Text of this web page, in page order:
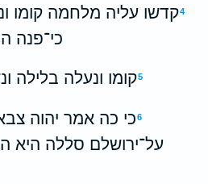
4קדשו עליה מלחמה קומו
כי־פנה
5קומו ונעלה בלילה
6כי כה אמר יהוה
על־ירושלם סללה היא